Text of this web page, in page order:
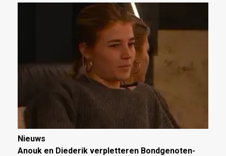
Nieuws
Anouk en Diederik verpletteren Bondgenoten-